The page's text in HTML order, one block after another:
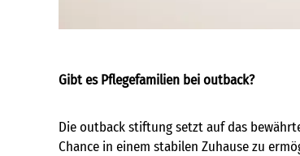
Gibt es Pflegefamilien bei outback?
Die outback stiftung setzt auf das
Chance in einem stabilen Zuhause zu